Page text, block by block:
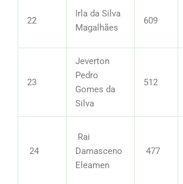
22
Irla da Silva
Magalhães
609
23
Jeverton
Pedro
Gomes da
Silva
512
24
Rai
Damasceno
Eleamen
477